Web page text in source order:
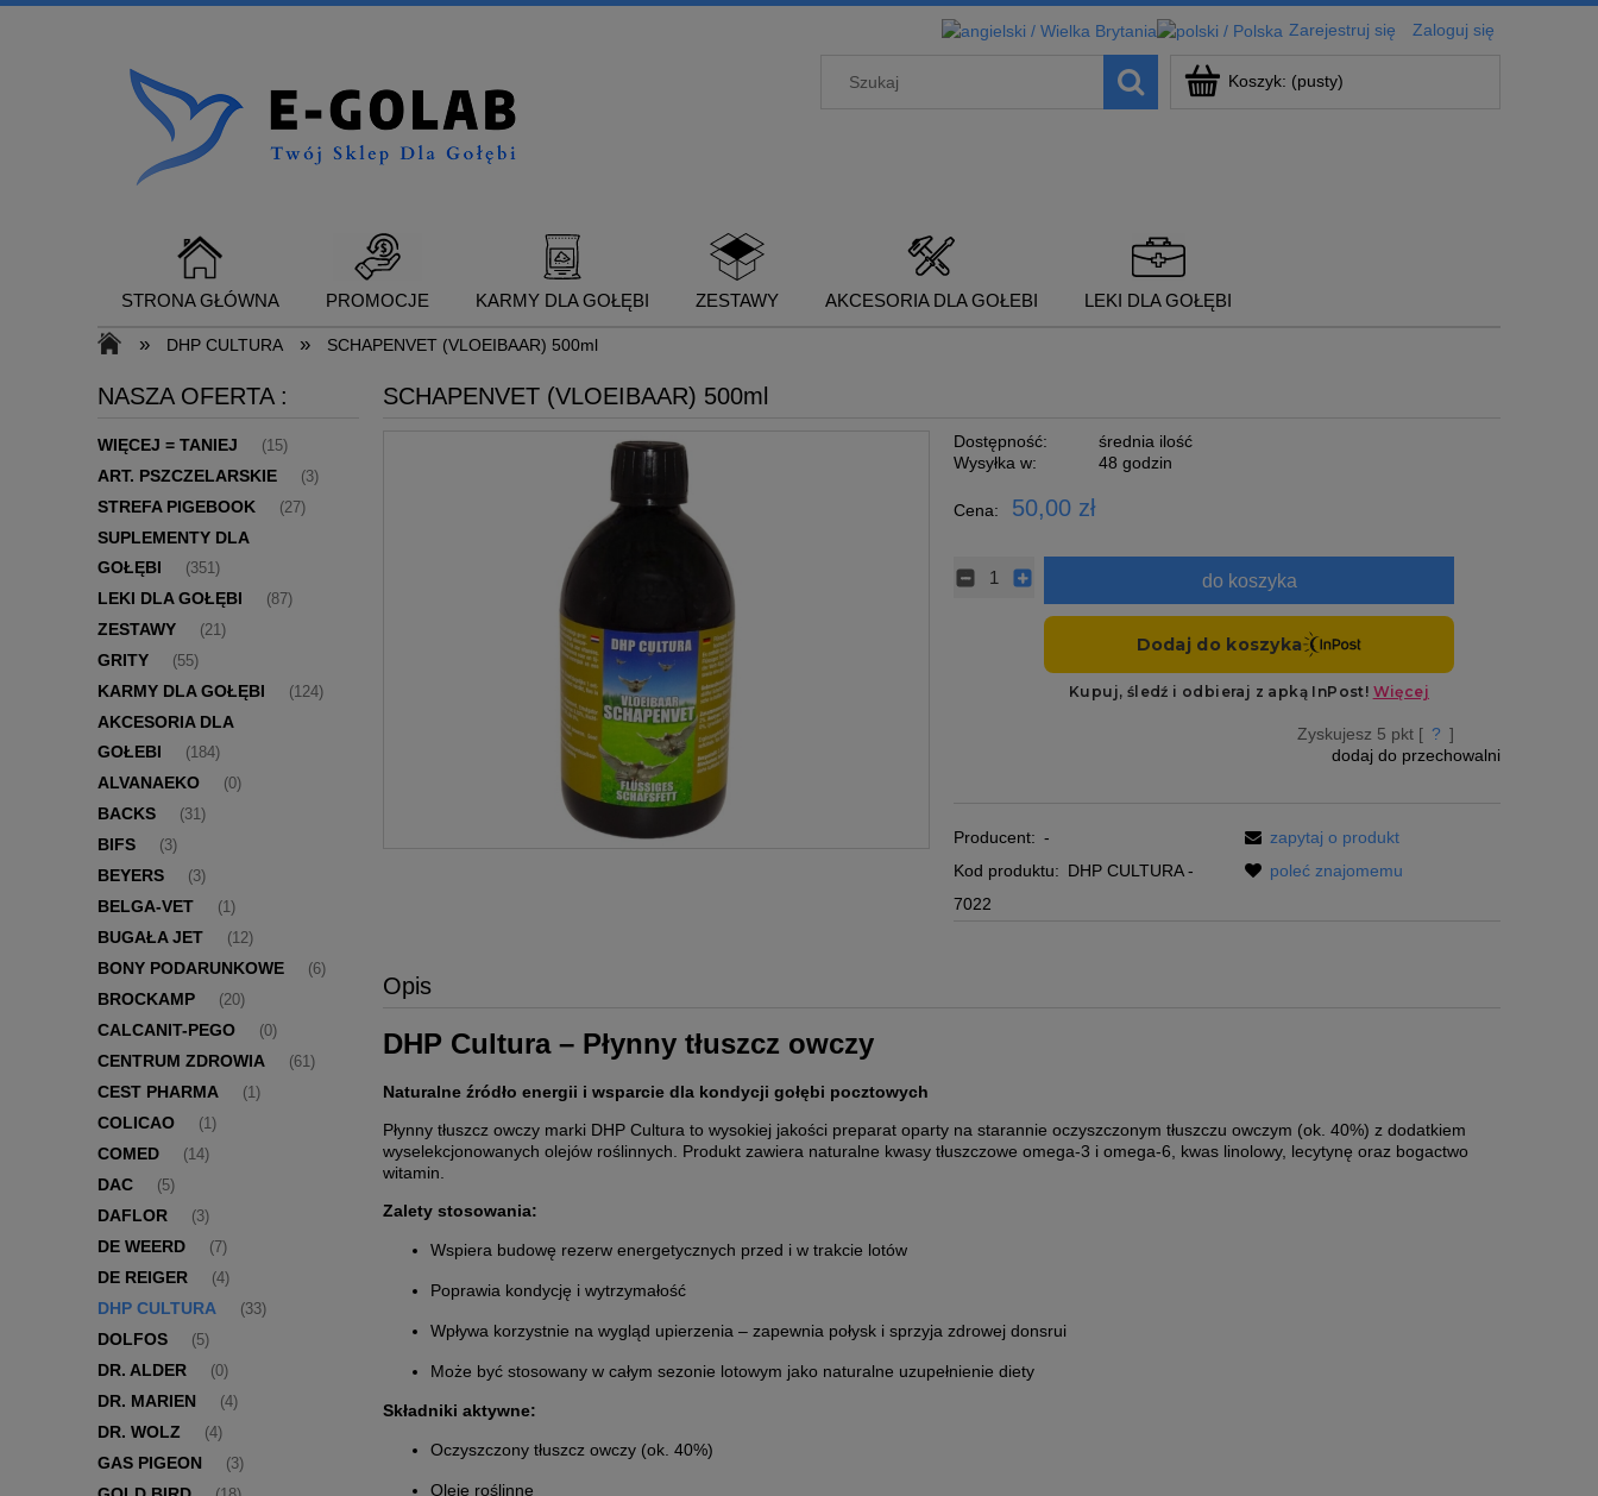
Zarejestruj się Zaloguj się
Koszyk: (pusty)
STRONA GŁÓWNA PROMOCJE KARMY DLA GOŁĘBI ZESTAWY AKCESORIA DLA GOŁEBI LEKI DLA GOŁĘBI
SUPLEMENTY DLA GOŁĘBI KONTAKT
» DHP CULTURA » SCHAPENVET (VLOEIBAAR) 500ml
NASZA OFERTA :
WIĘCEJ = TANIEJ (15)
ART. PSZCZELARSKIE (3)
STREFA PIGEBOOK (27)
SUPLEMENTY DLA
GOŁĘBI
(351)
LEKI DLA GOŁĘBI (87)
ZESTAWY (21)
GRITY (55)
KARMY DLA GOŁĘBI (124)
AKCESORIA DLA
GOŁEBI
(184)
ALVANAEKO (0)
BACKS (31)
BIFS (3)
BEYERS (3)
BELGA-VET (1)
BUGAŁA JET (12)
BONY PODARUNKOWE (6)
BROCKAMP (20)
CALCANIT-PEGO (0)
CENTRUM ZDROWIA (61)
CEST PHARMA (1)
COLICAO (1)
COMED (14)
DAC (5)
DAFLOR (3)
DE WEERD (7)
DE REIGER (4)
DHP CULTURA (33)
DOLFOS (5)
DR. ALDER (0)
DR. MARIEN (4)
DR. WOLZ (4)
GAS PIGEON (3)
SCHAPENVET (VLOEIBAAR) 500ml
Dostępność:
średnia ilość
Wysyłka w:
48 godzin
Cena: 50,00 zł
do koszyka
Zyskujesz 5 pkt [ ? ]
dodaj do przechowalni
Producent: -
Kod produktu: DHP CULTURA -
7022
zapytaj o produkt
poleć znajomemu
Opis
DHP Cultura – Płynny tłuszcz owczy
Naturalne źródło energii i wsparcie dla kondycji gołębi pocztowych
Płynny tłuszcz owczy marki DHP Cultura to wysokiej jakości preparat oparty na starannie oczyszczonym tłuszczu owczym (ok. 40%) z dodatkiem
wyselekcjonowanych olejów roślinnych. Produkt zawiera naturalne kwasy tłuszczowe omega-3 i omega-6, kwas linolowy, lecytynę oraz bogactwo
witamin.
Zalety stosowania:
Wspiera budowę rezerw energetycznych przed i w trakcie lotów
Poprawia kondycję i wytrzymałość
Wpływa korzystnie na wygląd upierzenia – zapewnia połysk i sprzyja zdrowej donsrui
Może być stosowany w całym sezonie lotowym jako naturalne uzupełnienie diety
Składniki aktywne:
Oczyszczony tłuszcz owczy (ok. 40%)
Oleje roślinne